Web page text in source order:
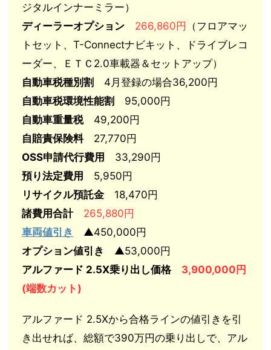
ジタルインナーミラー）
ディーラーオプション
266,860円
（フロアマッ
トセット、T-Connectナビキット、ドライブレコ
ーダー、ＥＴＣ2.0車載器＆セットアップ）
自動車税種別割
4月登録の場合36,200円
自動車税環境性能割
95,000円
自動車重量税49,200円
自賠責保険料27,770円
OSS申請代行費用
33,290円
預り法定費用
5,950円
リサイクル預託金 18,470円
諸費用合計
265,880円
車両値引き
▲450,000円
オプション値引き
▲53,000円
アルファード 2.5X乗り出し価格
3,900,000円
(端数カット)
アルファード 2.5Xから合格ラインの値引きを引
き出せれば、総額で390万円の乗り出しで、アル